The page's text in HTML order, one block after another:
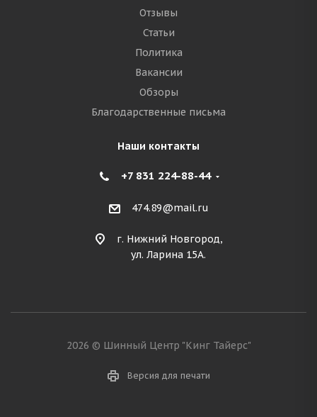
Отзывы
Статьи
Политика
Вакансии
Обзоры
Благодарственные письма
Наши контакты
+7 831 224-88-44
474.89@mail.ru
г. Нижний Новгород,
ул. Ларина 15А.
2026 © Шинный Центр "Кинг Тайерс"
Версия для печати